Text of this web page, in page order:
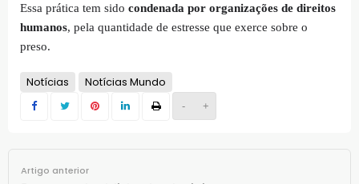
- +
Essa prática tem sido condenada por organizações de direitos
humanos, pela quantidade de estresse que exerce sobre o
preso.
Notícias Notícias Mundo
Artigo anterior